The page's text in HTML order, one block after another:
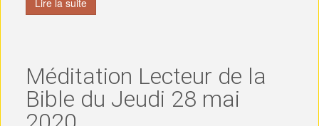
Lire la suite
Méditation Lecteur de la
Bible du Jeudi 28 mai